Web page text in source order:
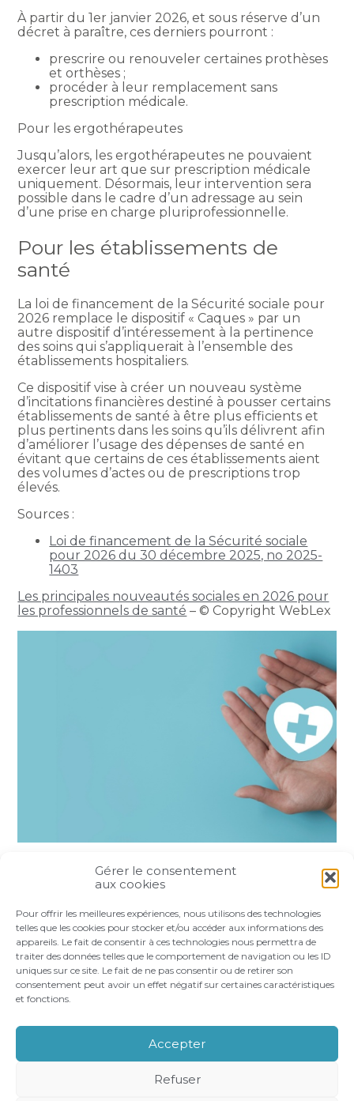
Gérer le consentement
aux cookies
Pour offrir les meilleures expériences, nous utilisons des technologies
telles que les cookies pour stocker et/ou accéder aux informations des
appareils. Le fait de consentir à ces technologies nous permettra de
traiter des données telles que le comportement de navigation ou les ID
uniques sur ce site. Le fait de ne pas consentir ou de retirer son
consentement peut avoir un effet négatif sur certaines caractéristiques
et fonctions.
Accepter
Refuser
À partir du 1er janvier 2026, et sous réserve d’un
décret à paraître, ces derniers pourront :
prescrire ou renouveler certaines prothèses
et orthèses ;
procéder à leur remplacement sans
prescription médicale.
Pour les ergothérapeutes
Jusqu’alors, les ergothérapeutes ne pouvaient
exercer leur art que sur prescription médicale
uniquement. Désormais, leur intervention sera
possible dans le cadre d’un adressage au sein
d’une prise en charge pluriprofessionnelle.
Pour les établissements de
santé
La loi de financement de la Sécurité sociale pour
2026 remplace le dispositif « Caques » par un
autre dispositif d’intéressement à la pertinence
des soins qui s’appliquerait à l’ensemble des
établissements hospitaliers.
Ce dispositif vise à créer un nouveau système
d’incitations financières destiné à pousser certains
établissements de santé à être plus efficients et
plus pertinents dans les soins qu’ils délivrent afin
d’améliorer l’usage des dépenses de santé en
évitant que certains de ces établissements aient
des volumes d’actes ou de prescriptions trop
élevés.
Sources :
Loi de financement de la Sécurité sociale
pour 2026 du 30 décembre 2025, no 2025-
1403
Les principales nouveautés sociales en 2026 pour
les professionnels de santé – © Copyright WebLex
FaceBook
TwitterLinkedIn
Principale
NOS ACCOMPAGNEMENTS
CONTACT